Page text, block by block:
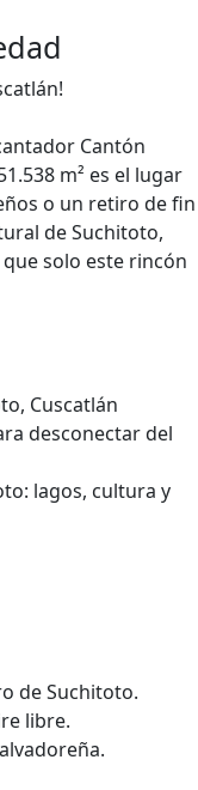
Cantón
m² es el lugar
o un retiro de fin
de Suchitoto,
solo este rincón
Cuscatlán
desconectar del
lagos, cultura y
de Suchitoto.
libre.